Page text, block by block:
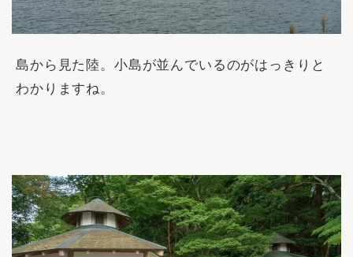
島から見た陸。小島が並んでいるのがはっきりと
わかりますね。